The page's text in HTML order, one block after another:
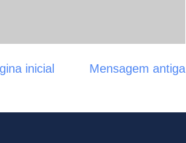
Mensagem antiga
inicial